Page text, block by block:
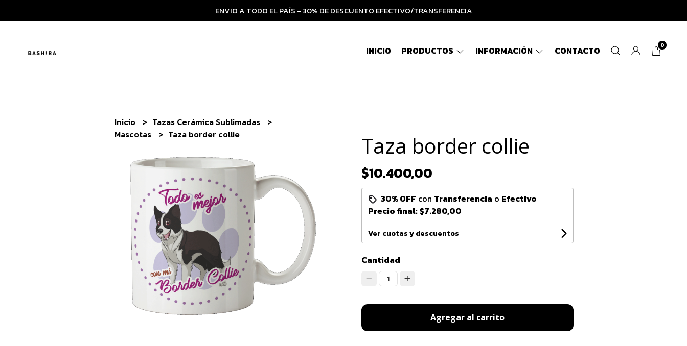
ENVIO A TODO EL PAÍS - 30% DE DESCUENTO EFECTIVO/TRANSFERENCIA
INICIO PRODUCTOS INFORMACIÓN CONTACTO 0
Inicio
Tazas Cerámica Sublimadas
Mascotas
Taza border collie Taza border collie
$10.400,00
30% OFF con Transferencia o Efectivo
Precio final:$7.280,00
Ver cuotas y descuentos
Cantidad
1
Agregar al carrito